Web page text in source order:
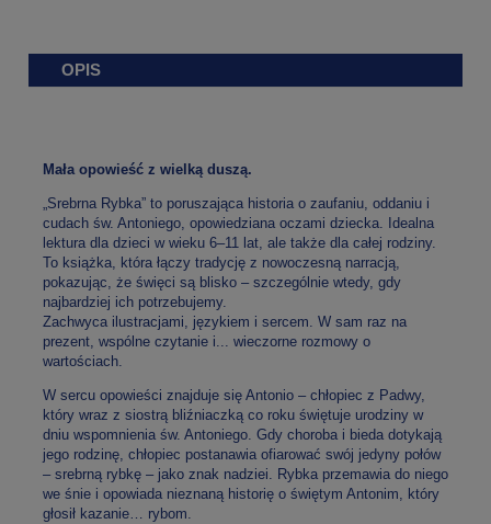
OPIS
Mała opowieść z wielką duszą.
„Srebrna Rybka” to poruszająca historia o zaufaniu, oddaniu i
cudach św. Antoniego, opowiedziana oczami dziecka. Idealna
lektura dla dzieci w wieku 6–11 lat, ale także dla całej rodziny.
To książka, która łączy tradycję z nowoczesną narracją,
pokazując, że święci są blisko – szczególnie wtedy, gdy
najbardziej ich potrzebujemy.
Zachwyca ilustracjami, językiem i sercem. W sam raz na
prezent, wspólne czytanie i... wieczorne rozmowy o
wartościach.
W sercu opowieści znajduje się Antonio – chłopiec z Padwy,
który wraz z siostrą bliźniaczką co roku świętuje urodziny w
dniu wspomnienia św. Antoniego. Gdy choroba i bieda dotykają
jego rodzinę, chłopiec postanawia ofiarować swój jedyny połów
– srebrną rybkę – jako znak nadziei. Rybka przemawia do niego
we śnie i opowiada nieznaną historię o świętym Antonim, który
głosił kazanie… rybom.